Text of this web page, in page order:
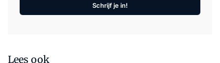
Schrijf je in!
Lees ook